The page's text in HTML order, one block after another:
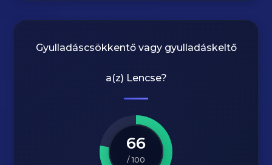
Gyulladáscsökkentő vagy gyulladáskeltő
a(z) Lencse?
66
/ 100